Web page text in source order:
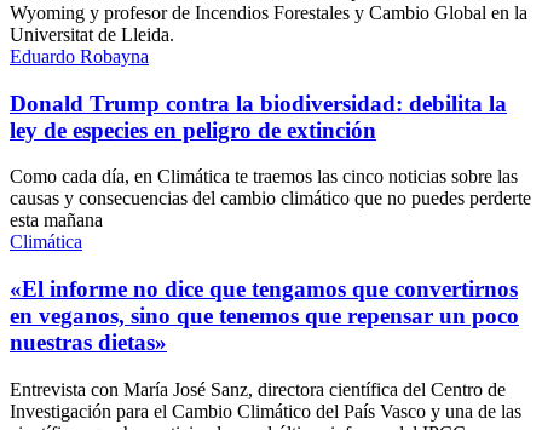
Wyoming y profesor de Incendios Forestales y Cambio Global en la
Universitat de Lleida.
Eduardo Robayna
Donald Trump contra la biodiversidad: debilita la
ley de especies en peligro de extinción
Como cada día, en Climática te traemos las cinco noticias sobre las
causas y consecuencias del cambio climático que no puedes perderte
esta mañana
Climática
«El informe no dice que tengamos que convertirnos
en veganos, sino que tenemos que repensar un poco
nuestras dietas»
Entrevista con María José Sanz, directora científica del Centro de
Investigación para el Cambio Climático del País Vasco y una de las